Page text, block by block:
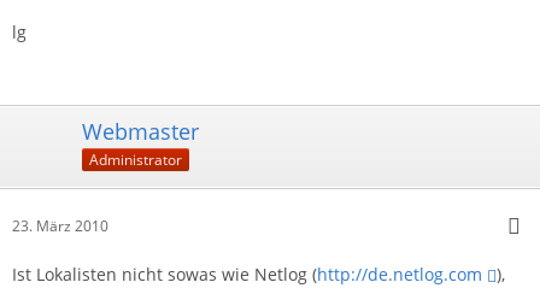
lg
Webmaster
Administrator
23. März 2010
Ist Lokalisten nicht sowas wie Netlog (http://de.netlog.com
),